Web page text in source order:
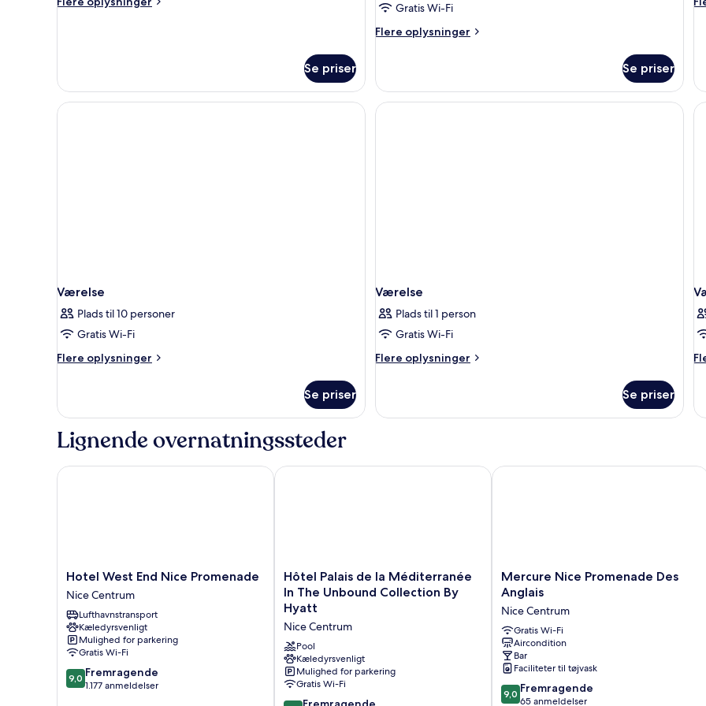
Se priser
terrasse
Gratis Wi-Fi
Flere oplysninger
Flere
værelse
terrasse
Se priser
Værelse
Plads til 10 personer
Gratis Wi-Fi
Flere oplysninger
Flere
Se priser
Værelse
Plads til 1 person
Gratis Wi-Fi
Flere oplysninger
Flere
Se priser
Lignende overnatningssteder
Hotel
West
End
Nice
Promenade
Nice
Centrum
Hotel West End Nice Promenade
Nice Centrum
Lufthavnstransport
Kæledyrsvenligt
Mulighed for parkering
Gratis Wi-Fi
9.0
ud
9,0 Fremragende
1.177 anmeldelser
Hotel West End Nice Promenade
Hôtel
Palais
de
Méditerranée
In
The
Unbound
Collection
By
Hôtel Palais de la Méditerranée
In The Unbound Collection By
Hyatt
Nice Centrum
Pool
Kæledyrsvenligt
Mulighed for parkering
Gratis Wi-Fi
Hôtel Palais de la Méditerranée In The Unbound Collection By Hyatt
Mercure
Nice
Promenade
Des
Anglais
Nice
Centrum
Mercure Nice Promenade Des
Anglais
Nice Centrum
Gratis Wi-Fi
Aircondition
Bar
Faciliteter til tøjvask
9.0
ud
9,0 Fremragende
65 anmeldelser
Mercure Nice Promenade Des